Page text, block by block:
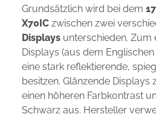
Grundsätzlich wird bei dem
X70IC zwischen zwei
Displays unterschieden. Zum
Displays (aus dem
eine stark reflektierende,
besitzen. Glänzende Displays
einen höheren Farbkontrast
Schwarz aus. Hersteller